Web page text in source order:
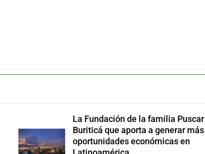
La Fundación de la familia Puscar
Buriticá que aporta a generar más
oportunidades económicas en